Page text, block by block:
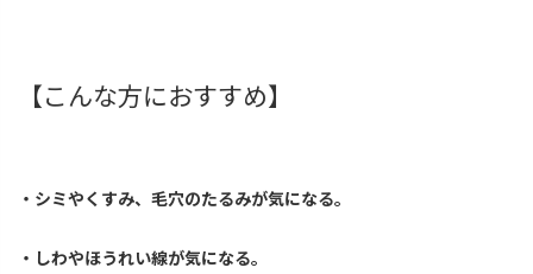
【こんな方におすすめ】
・シミやくすみ、毛穴のたるみが気になる。
・しわやほうれい線が気になる。